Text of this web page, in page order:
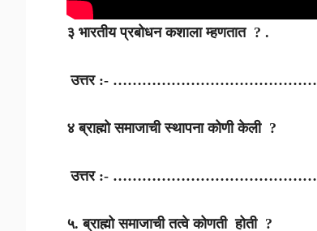
३ भारतीय प्रबोधन कशाला म्हणतात ? .
उत्तर :- ……………………………………
४ ब्राह्मो समाजाची स्थापना कोणी केली ?
उत्तर :- ……………………………………
५. ब्राह्मो समाजाची तत्वे कोणती होती ?